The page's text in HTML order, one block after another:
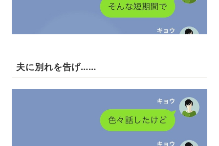
夫に別れを告げ……